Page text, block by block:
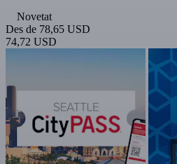
Novetat
Des de 78,65 USD
74,72 USD